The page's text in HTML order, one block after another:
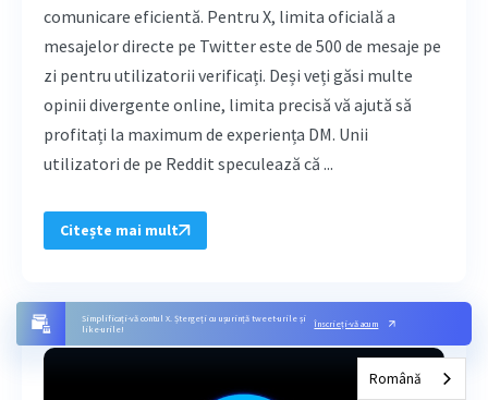
Simplificați-vă contul X. Ștergeți cu ușurință tweet-urile și
like-urile!
Înscrieți-vă acum
comunicare eficientă. Pentru X, limita oficială a
mesajelor directe pe Twitter este de 500 de mesaje pe
zi pentru utilizatorii verificați. Deși veți găsi multe
opinii divergente online, limita precisă vă ajută să
profitați la maximum de experiența DM. Unii
utilizatori de pe Reddit speculează că ...
Citește mai mult
Română